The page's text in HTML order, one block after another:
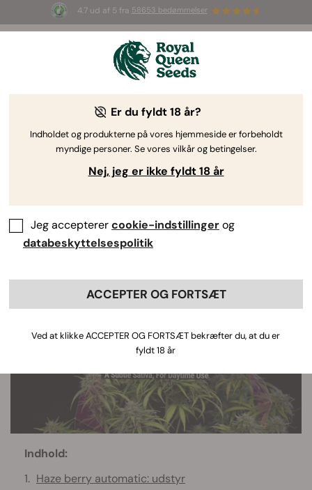
4.7 ud af 5 fra 58653 bedømmelser
ummer Sales
: Op til 50 % rabat
på udvalgte produkter! ⏤
Dyrkningsvejledning til cannabis af Royal Queen Seeds
Emnefinder
Automatic
ByLuke Sumpter
Indhold:
Haze berry automatic: udstyr
Er du fyldt 18 år?
Indholdet og produkterne på vores hjemmeside er forbeholdt
myndige personer. Se vores vilkår og betingelser.
Nej, jeg er ikke fyldt 18 år
Jeg accepterercookie-indstillingerog
databeskyttelsespolitik
ACCEPTER OG FORTSÆT
Ved at klikke ACCEPTER OG FORTSÆT bekræfter du, at du er
fyldt 18 år